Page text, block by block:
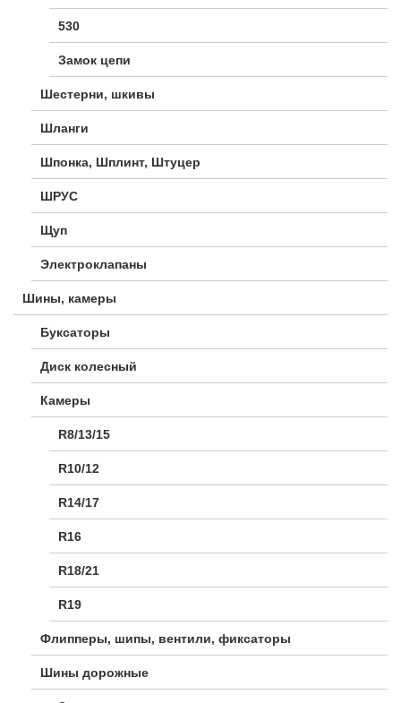
530
Замок цепи
Шестерни, шкивы
Шланги
Шпонка, Шплинт, Штуцер
ШРУС
Щуп
Электроклапаны
Шины, камеры
Буксаторы
Диск колесный
Камеры
R8/13/15
R10/12
R14/17
R16
R18/21
R19
Флипперы, шипы, вентили, фиксаторы
Шины дорожные